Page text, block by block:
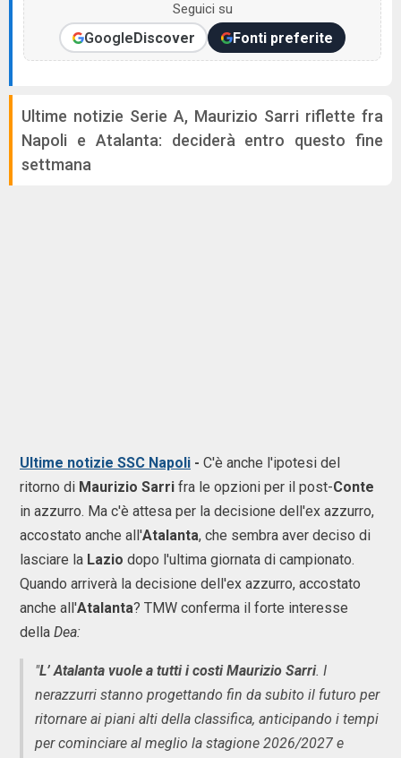
Seguici su
GoogleDiscover Fonti preferite
Ultime notizie Serie A, Maurizio Sarri riflette fra
Napoli e Atalanta: deciderà entro questo fine
settmana
Ultime notizie SSC Napoli - C'è anche l'ipotesi del
ritorno di Maurizio Sarri fra le opzioni per il post-Conte
in azzurro. Ma c'è attesa per la decisione dell'ex azzurro,
accostato anche all'Atalanta, che sembra aver deciso di
lasciare la Lazio dopo l'ultima giornata di campionato.
Quando arriverà la decisione dell'ex azzurro, accostato
anche all'Atalanta? TMW conferma il forte interesse
della Dea:
"L’ Atalanta vuole a tutti i costi Maurizio Sarri. I
nerazzurri stanno progettando fin da subito il futuro per
ritornare ai piani alti della classifica, anticipando i tempi
per cominciare al meglio la stagione 2026/2027 e